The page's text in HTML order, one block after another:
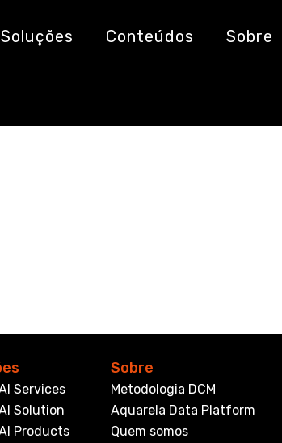
Soluções Conteúdos Sobre
Santos
Services
Solution
Products
Sobre
Metodologia DCM
Aquarela Data Platform
Quem somos